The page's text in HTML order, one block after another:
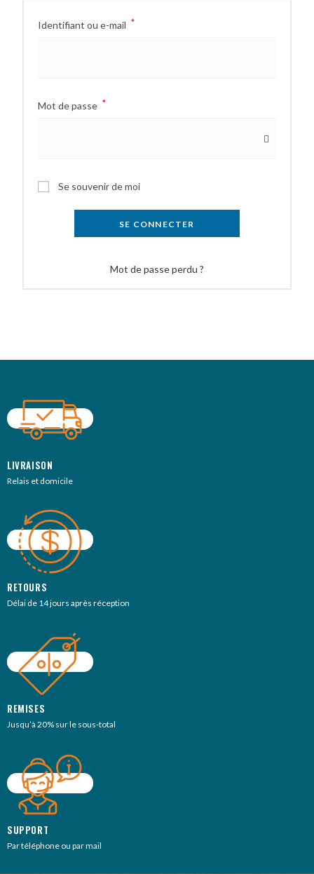
Identifiant ou e-mail *
Mot de passe *
Se souvenir de moi
SE CONNECTER
Mot de passe perdu ?
LIVRAISON
Relais et domicile
RETOURS
Délai de 14 jours après réception
REMISES
Jusqu’à 20% sur le sous-total
SUPPORT
Par téléphone ou par mail